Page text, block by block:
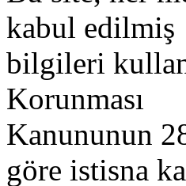
kabul edilmiş
bilgileri
Korunması
Kanununun
göre istisna